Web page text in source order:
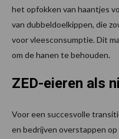
het opfokken van haantjes
van dubbeldoelkippen, die
voor vleesconsumptie. Dit
om de hanen te behouden.
ZED-eieren als
Voor een succesvolle
en bedrijven overstappen